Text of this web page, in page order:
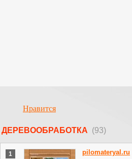
Нравится
ДЕРЕВООБРАБОТКА (93)
1
pilomateryal.ru